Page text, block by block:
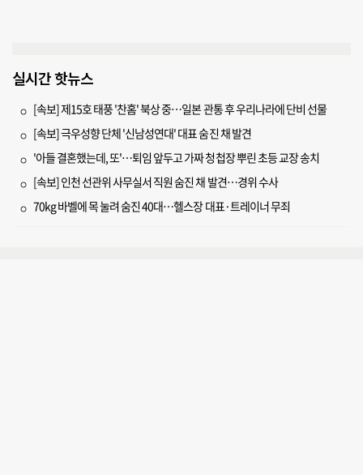
실시간 핫뉴스
[속보] 제15호 태풍 '찬홈' 북상 중…일본 관통 후 우리나라에 단비 선물
[속보] 극우성향 단체 '신남성연대' 대표 숨진 채 발견
'아들 결혼했는데, 또'…퇴임 앞두고 가짜 청첩장 뿌린 초등 교장 송치
[속보] 인천 선관위 사무실서 직원 숨진 채 발견…경위 수사
70kg 바벨에 목 눌려 숨진 40대…헬스장 대표·트레이너 무죄